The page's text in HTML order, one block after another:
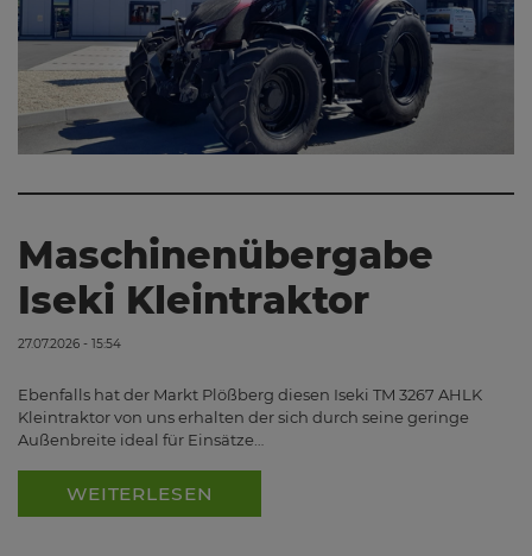
Maschinenübergabe
Iseki Kleintraktor
27.07.2026 - 15:54
Ebenfalls hat der Markt Plößberg diesen Iseki TM 3267 AHLK
Kleintraktor von uns erhalten der sich durch seine geringe
Außenbreite ideal für Einsätze…
WEITERLESEN